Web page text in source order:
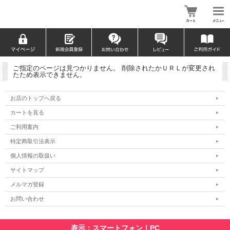
ご指定のページは見つかりません。 削除されたかＵＲＬが変更され
たため表示できません。
お店のトップへ戻る
カートを見る
ご利用案内
特定商取引法表示
個人情報の取扱い
サイトマップ
メルマガ登録
お問い合わせ
表示：スマートフォン｜ PC